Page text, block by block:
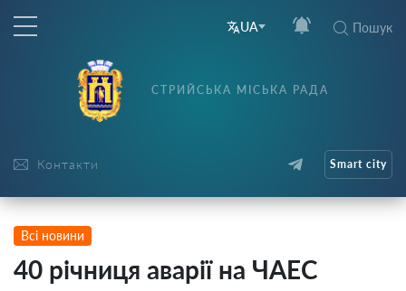
UA Пошук
Контакти
СТРИЙСЬКА МІСЬКА РАДА
Smart city
Всі новини
40 річниця аварії на ЧАЕС